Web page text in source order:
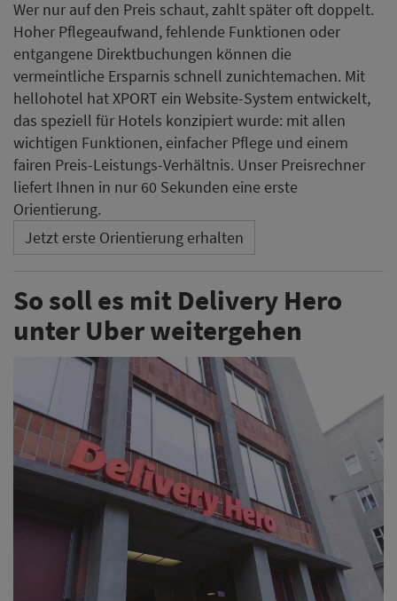
Wer nur auf den Preis schaut, zahlt später oft doppelt.
Hoher Pflegeaufwand, fehlende Funktionen oder
entgangene Direktbuchungen können die
vermeintliche Ersparnis schnell zunichtemachen. Mit
hellohotel hat XPORT ein Website-System entwickelt,
das speziell für Hotels konzipiert wurde: mit allen
wichtigen Funktionen, einfacher Pflege und einem
fairen Preis-Leistungs-Verhältnis. Unser Preisrechner
liefert Ihnen in nur 60 Sekunden eine erste
Orientierung.
Jetzt erste Orientierung erhalten
So soll es mit Delivery Hero
unter Uber weitergehen